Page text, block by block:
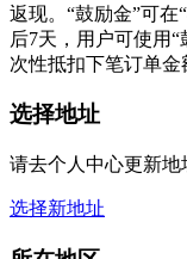
返现。“鼓励金”可在
后7天，用户可使用
次性抵扣下笔订单金
选择地址
请去个人中心更新
选择新地址